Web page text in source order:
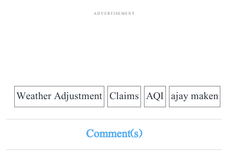
ADVERTISEMENT
ajay maken
AQI
Claims
Weather Adjustment
Comment(s)